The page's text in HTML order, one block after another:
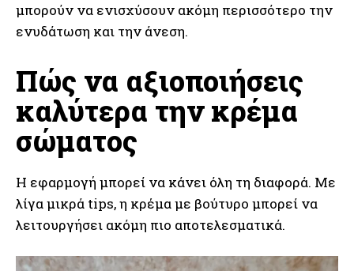
μπορούν να ενισχύσουν ακόμη περισσότερο την
ενυδάτωση και την άνεση.
Πώς να αξιοποιήσεις
καλύτερα την κρέμα
σώματος
Η εφαρμογή μπορεί να κάνει όλη τη διαφορά. Με
λίγα μικρά tips, η κρέμα με βούτυρο μπορεί να
λειτουργήσει ακόμη πιο αποτελεσματικά.